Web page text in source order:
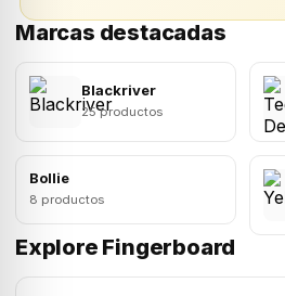
Marcas destacadas
Blackriver
25 productos
Bollie
8 productos
Explore Fingerboard